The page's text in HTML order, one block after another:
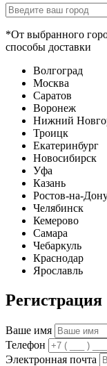
*От выбранного
способы доставки
Волгоград
Москва
Саратов
Воронеж
Нижний
Троицк
Екатеринбург
Новосибирск
Уфа
Казань
Ростов-на-
Челябинск
Кемерово
Самара
Чебаркуль
Краснодар
Ярославль
Регистрация
Ваше имя
Телефон
Электронная почта